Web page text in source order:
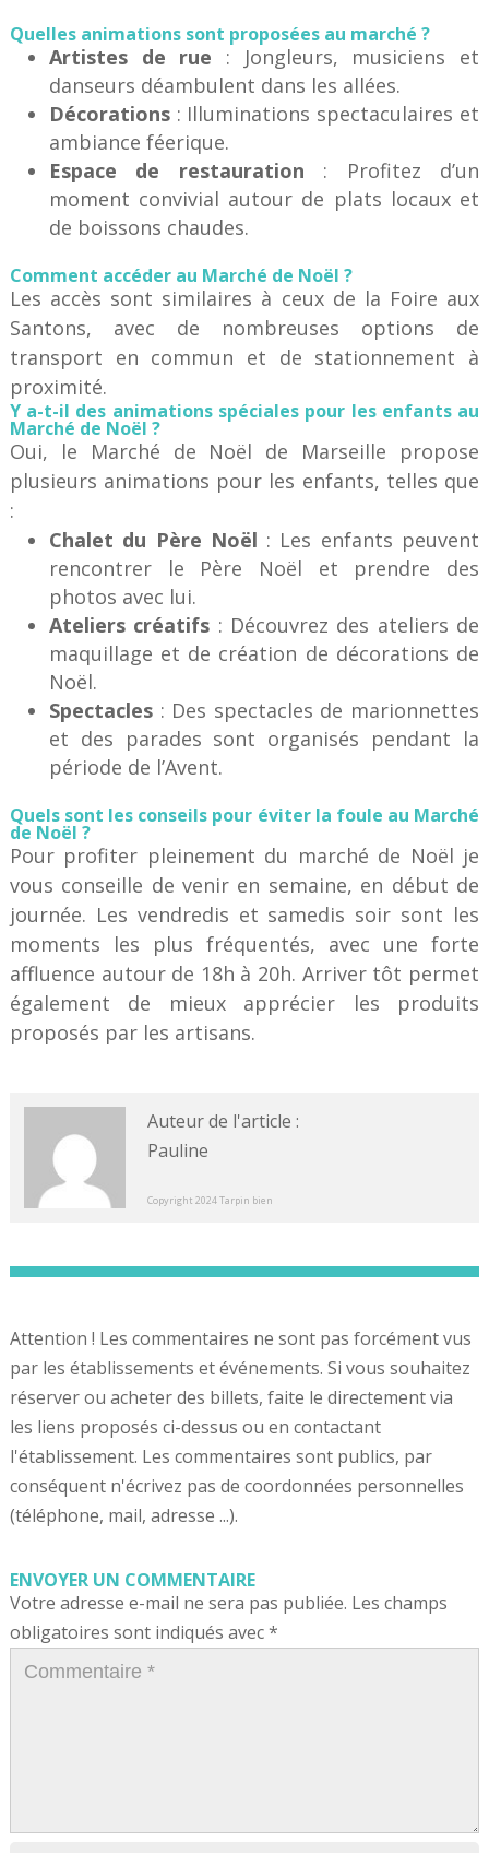
Quelles animations sont proposées au marché ?
Artistes de rue : Jongleurs, musiciens et
danseurs déambulent dans les allées.
Décorations: Illuminations spectaculaires et
ambiance féerique.
Espace de restauration : Profitez d’un
moment convivial autour de plats locaux et
de boissons chaudes.
Comment accéder au Marché de Noël ?
Les accès sont similaires à ceux de la Foire aux
Santons, avec de nombreuses options de
transport en commun et de stationnement à
proximité.
Y a-t-il des animations spéciales pour les enfants au
Marché de Noël ?
Oui, le Marché de Noël de Marseille propose
plusieurs animations pour les enfants, telles que
:
Chalet du Père Noël : Les enfants peuvent
rencontrer le Père Noël et prendre des
photos avec lui.
Ateliers créatifs : Découvrez des ateliers de
maquillage et de création de décorations de
Noël.
Spectacles: Des spectacles de marionnettes
et des parades sont organisés pendant la
période de l’Avent.
Quels sont les conseils pour éviter la foule au Marché
de Noël ?
Pour profiter pleinement du marché de Noël je
vous conseille de venir en semaine, en début de
journée. Les vendredis et samedis soir sont les
moments les plus fréquentés, avec une forte
affluence autour de 18h à 20h. Arriver tôt permet
également de mieux apprécier les produits
proposés par les artisans.
Auteur de l'article :
Pauline
Copyright 2024 Tarpin bien
Attention ! Les commentaires ne sont pas forcément vus
par les établissements et événements. Si vous souhaitez
réserver ou acheter des billets, faite le directement via
les liens proposés ci-dessus ou en contactant
l'établissement. Les commentaires sont publics, par
conséquent n'écrivez pas de coordonnées personnelles
(téléphone, mail, adresse ...).
ENVOYER UN COMMENTAIRE
Votre adresse e-mail ne sera pas publiée. Les champs
obligatoires sont indiqués avec*